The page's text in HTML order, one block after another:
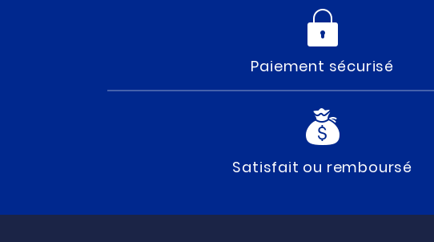
Paiement sécurisé
Satisfait ou remboursé